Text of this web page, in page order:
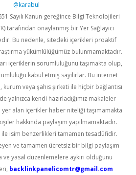
@karabul
Sayılı Kanun gereğince Bilgi Teknolojileri
tarafından onaylanmış bir Yer Sağlayıcı
Bu nedenle, sitedeki içerikleri proaktif
yükümlülüğümüz bulunmamaktadır.
içeriklerin sorumluluğunu taşımakta olup,
kabul etmiş sayılırlar. Bu internet
veya şahıs şirketi ile hiçbir bağlantısı
yalnızca kendi hazırladığımız makaleler
yer alan içerikler haber niteliği taşımamakta
hakkında paylaşım yapılmamaktadır.
ile isim benzerlikleri tamamen tesadüfidir.
ve tamamen ücretsiz bir bilgi paylaşım
yasal düzenlemelere aykırı olduğunu
backlinkpanelicomtr@gmail.com